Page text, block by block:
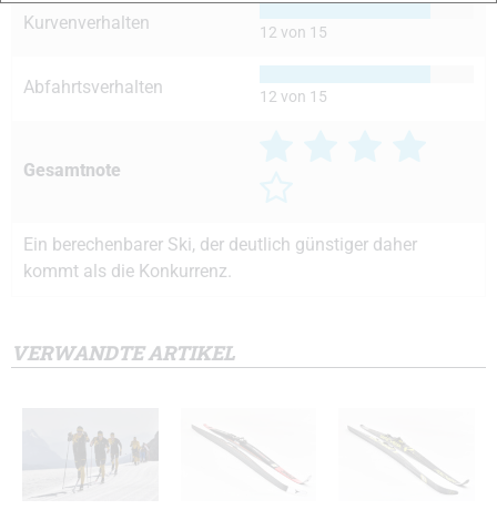
Kurvenverhalten 12 von 15
Abfahrtsverhalten 12 von 15
Gesamtnote
Ein berechenbarer Ski, der deutlich günstiger daher
kommt als die Konkurrenz.
VERWANDTE ARTIKEL